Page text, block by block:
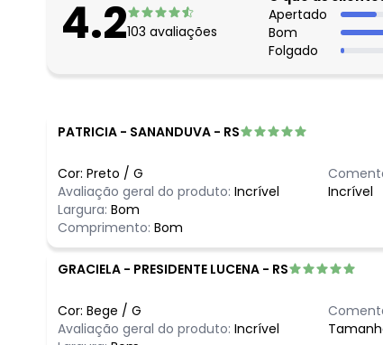
maio/2026
abril/2026
fevereiro/2026
4.2103 avaliações
Apertado
Bom
Folgado
PATRICIA - SANANDUVA - RS
Cor: Preto / G
Avaliação geral do produto: Incrível
Largura: Bom
Comprimento: Bom
Incrível
GRACIELA - PRESIDENTE LUCENA - RS
Cor: Bege / G
Avaliação geral do produto: Incrível